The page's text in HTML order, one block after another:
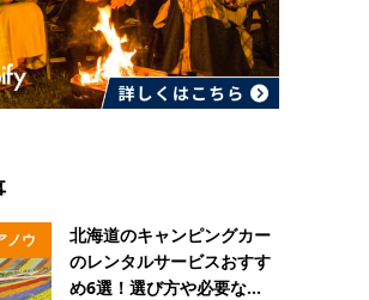
ノウ
北海道のキャンピングカー
のレンタルサービスおすす
め6選！選び方や必要な...